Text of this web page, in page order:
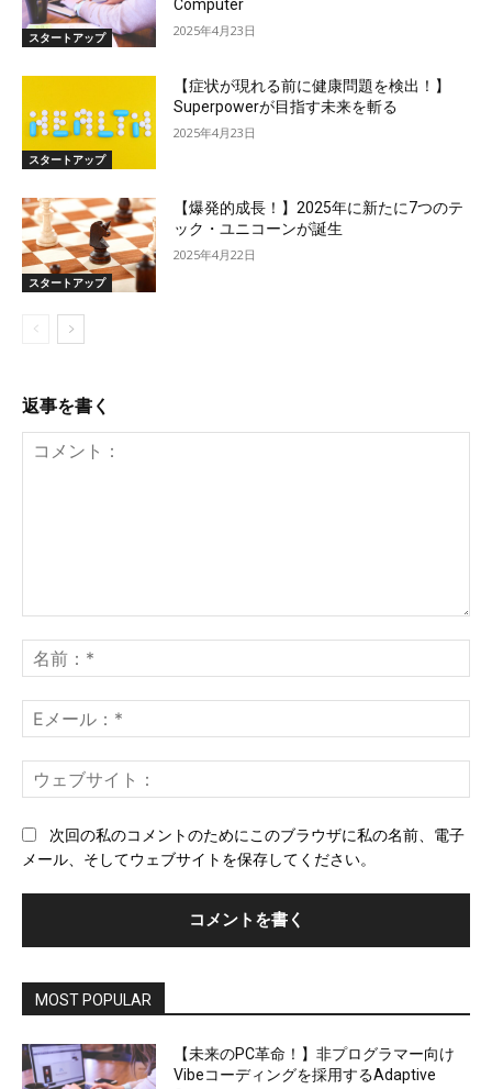
スタートアップ
Computer
2025年4月23日
スタートアップ
【症状が現れる前に健康問題を検出！】
Superpowerが目指す未来を斬る
2025年4月23日
スタートアップ
【爆発的成長！】2025年に新たに7つのテ
ック・ユニコーンが誕生
2025年4月22日
返事を書く
ン
ト：
前
*
メ
ー
*ェ
次回の私のコメントのためにこのブラウザに私の名前、電子
メール、そしてウェブサイトを保存してください。
MOST POPULAR
【未来のPC革命！】非プログラマー向け
Vibeコーディングを採用するAdaptive